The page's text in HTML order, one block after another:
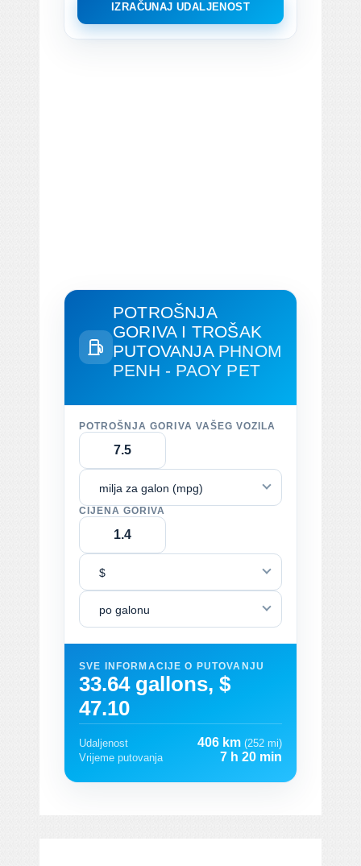
IZRAČUNAJ UDALJENOST
POTROŠNJA
GORIVA I TROŠAK
PUTOVANJA PHNOM
PENH - PAOY PET
POTROŠNJA GORIVA VAŠEG VOZILA
milja za galon (mpg)
CIJENA GORIVA
$
po galonu
SVE INFORMACIJE O PUTOVANJU
33.64 gallons, $
47.10
Udaljenost 406 km (252 mi)
Vrijeme putovanja
7 h 20 min